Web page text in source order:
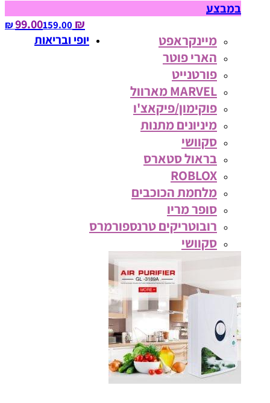
במבצע
₪ 99.00
159.00‏ ₪
מיינקראפט
הארי פוטר
פורטנייט
MARVEL מארוול
פוקימון/פיקאצ'ו
מיניונים מתנות
סקוושי
בראול סטארס
ROBLOX
מלחמת הכוכבים
סופר מריו
רובוטריקים טרנספורמרס
סקוושי
יופי ובריאות